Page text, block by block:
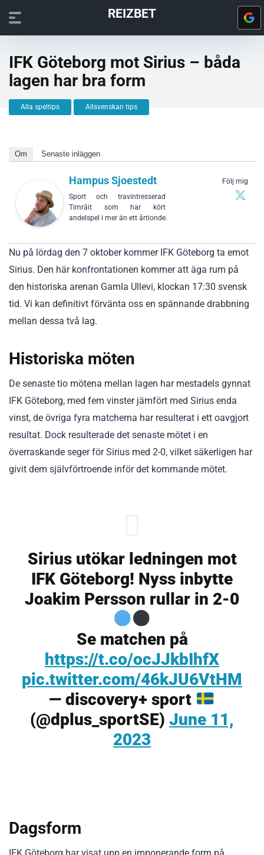
REIZBET
IFK Göteborg mot Sirius – båda
lagen har bra form
Alla speltips Allsvenskan tips
Om Senaste inläggen
Följ mig
Hampus Sjoestedt
Sport och travintresserad
Timråit som har kört
andelspel i mer än ett årtionde.
Nu på lördag den 7 oktober kommer IFK Göteborg ta emot
Sirius. Den här konfrontationen kommer att äga rum på
den historiska arenan Gamla Ullevi, klockan 17:30 svensk
tid. Vi kan definitivt förvänta oss en spännande drabbning
mellan dessa två lag.
Historiska möten
De senaste tio mötena mellan lagen har mestadels gynnat
IFK Göteborg, med fem vinster jämfört med Sirius enda
vinst, de övriga fyra matcherna har resulterat i ett oavgjort
resultat. Dock resulterade det senaste mötet i en
överraskande seger för Sirius med 2-0, vilket säkerligen har
givit dem självförtroende inför det kommande mötet.
Sirius utökar ledningen mot
IFK Göteborg! Nyss inbytte
Joakim Persson rullar in 2-0
Se matchen på
https://t.co/ocJJkbIhfX
pic.twitter.com/46kJU6VtHM
— discovery+ sport
(@dplus_sportSE) June 11,
2023
Dagsform